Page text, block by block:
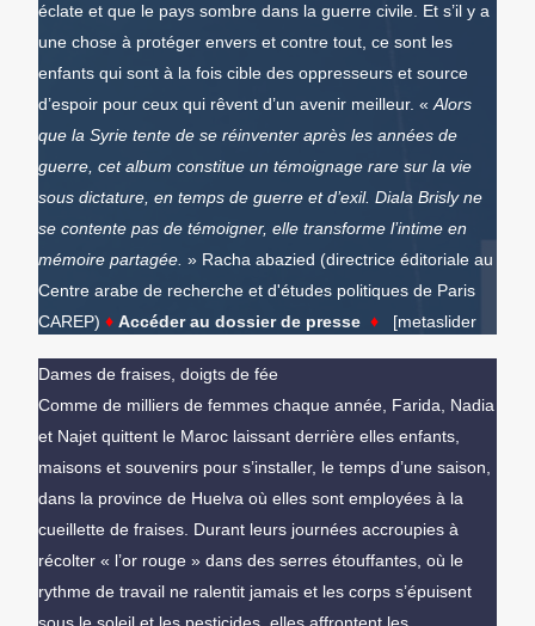
éclate et que le pays sombre dans la guerre civile. Et s’il y a
une chose à protéger envers et contre tout, ce sont les
enfants qui sont à la fois cible des oppresseurs et source
d’espoir pour ceux qui rêvent d’un avenir meilleur. « Alors
que la Syrie tente de se réinventer après les années de
guerre, cet album constitue un témoignage rare sur la vie
sous dictature, en temps de guerre et d’exil. Diala Brisly ne
se contente pas de témoigner, elle transforme l’intime en
mémoire partagée. » Racha abazied (directrice éditoriale au
Centre arabe de recherche et d'études politiques de Paris
CAREP) ♦ Accéder au dossier de presse ♦[metaslider
Dames de fraises, doigts de fée
Comme de milliers de femmes chaque année, Farida, Nadia
et Najet quittent le Maroc laissant derrière elles enfants,
maisons et souvenirs pour s’installer, le temps d’une saison,
dans la province de Huelva où elles sont employées à la
cueillette de fraises. Durant leurs journées accroupies à
récolter « l’or rouge » dans des serres étouffantes, où le
rythme de travail ne ralentit jamais et les corps s’épuisent